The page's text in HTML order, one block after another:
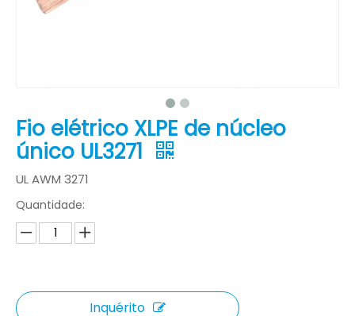
Fio elétrico XLPE de núcleo
único UL3271
UL AWM 3271
Quantidade:
Inquérito